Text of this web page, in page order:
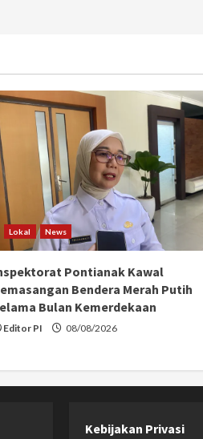
Lokal News
Pontianak Kawal
Bendera Merah Putih
Bulan Kemerdekaan
Editor PI 08/08/2026
Kebijakan Privasi